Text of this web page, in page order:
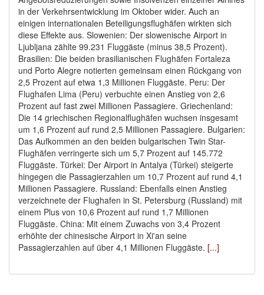
in der Verkehrsentwicklung im Oktober wider. Auch an
einigen internationalen Beteiligungsflughäfen wirkten sich
diese Effekte aus. Slowenien: Der slowenische Airport in
Ljubljana zählte 99.231 Fluggäste (minus 38,5 Prozent).
Brasilien: Die beiden brasilianischen Flughäfen Fortaleza
und Porto Alegre notierten gemeinsam einen Rückgang von
2,5 Prozent auf etwa 1,3 Millionen Fluggäste. Peru: Der
Flughafen Lima (Peru) verbuchte einen Anstieg von 2,6
Prozent auf fast zwei Millionen Passagiere. Griechenland:
Die 14 griechischen Regionalflughäfen wuchsen insgesamt
um 1,6 Prozent auf rund 2,5 Millionen Passagiere. Bulgarien:
Das Aufkommen an den beiden bulgarischen Twin Star-
Flughäfen verringerte sich um 5,7 Prozent auf 145.772
Fluggäste. Türkei: Der Airport in Antalya (Türkei) steigerte
hingegen die Passagierzahlen um 10,7 Prozent auf rund 4,1
Millionen Passagiere. Russland: Ebenfalls einen Anstieg
verzeichnete der Flughafen in St. Petersburg (Russland) mit
einem Plus von 10,6 Prozent auf rund 1,7 Millionen
Fluggäste. China: Mit einem Zuwachs von 3,4 Prozent
erhöhte der chinesische Airport in Xi'an seine
Passagierzahlen auf über 4,1 Millionen Fluggäste. [...]